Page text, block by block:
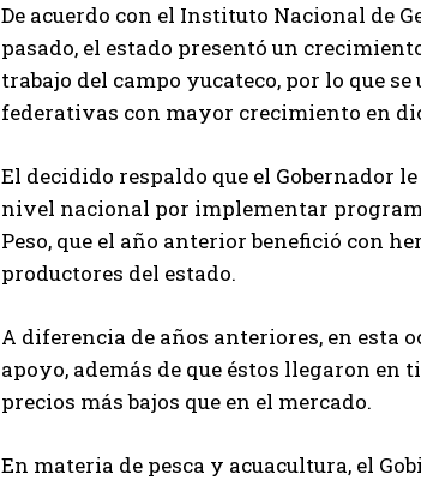
De acuerdo con el Instituto Nacional de
pasado, el estado presentó un
trabajo del campo yucateco, por lo que
federativas con mayor crecimiento en
El decidido respaldo que el Gobernador
nivel nacional por implementar
Peso, que el año anterior benefició con
productores del estado.
A diferencia de años anteriores, en esta
apoyo, además de que éstos llegaron
precios más bajos que en el mercado.
En materia de pesca y acuacultura, el